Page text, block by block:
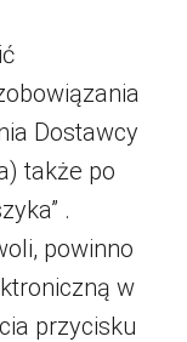
Dostawcy
także po
.
powinno
w
przycisku